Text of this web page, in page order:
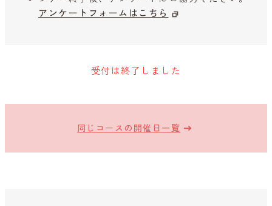
アンケートフォームはこちら
受付は終了しました
同じコースの開催日一覧